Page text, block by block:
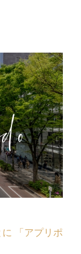
「アプリポ